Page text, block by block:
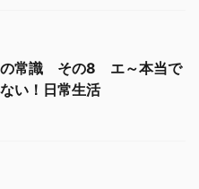
の常識 その8 エ～本当で
い！日常生活